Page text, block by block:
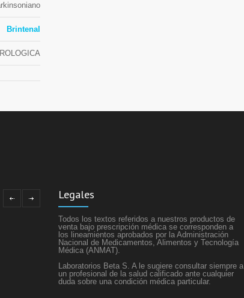
Brintenal
Legales
Todos los textos referidos a nuestros productos de
venta bajo prescripción médica se corresponden a
los lineamientos aprobados por la Administración
Nacional de Medicamentos, Alimentos y Tecnología
Médica (ANMAT).
Laboratorios Beta S. A le sugiere consultar siempre a
un profesional de la salud calificado ante cualquier
duda sobre una condición médica particular.